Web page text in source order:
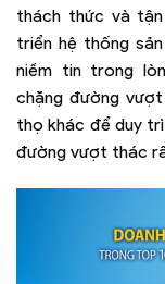
thách thức và
triển hệ thống
niềm tin trong
chặng đường
thọ khác để duy
đường vượt thác